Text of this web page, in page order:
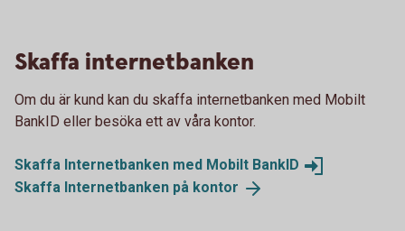
Skaffa internetbanken
Om du är kund kan du skaffa internetbanken med Mobilt
BankID eller besöka ett av våra kontor.
Skaffa Internetbanken med Mobilt BankID
Skaffa Internetbanken på kontor